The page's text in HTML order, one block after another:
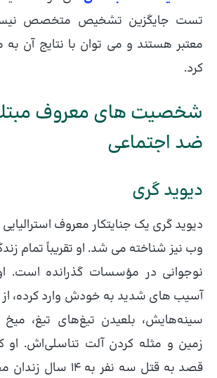
تست جایگزین تشخیص متخصص
معتبر هستند و می توان با نتایج آن
کرد.
شخصیت های معروف مبتلا
ضد اجتماعی
دیوید گری
دیوید گری یک جنایتکار معروف
وب نیز شناخته می شد. او تقریباً تمام
آسیب های شدید به خودش وارد کرده،
سینه‌هایش، بلعیدن تیغ‌های تیغ،
زمین و مثله کردن آلت تناسلی‌اش. او
قصد به قتل سه نفر به